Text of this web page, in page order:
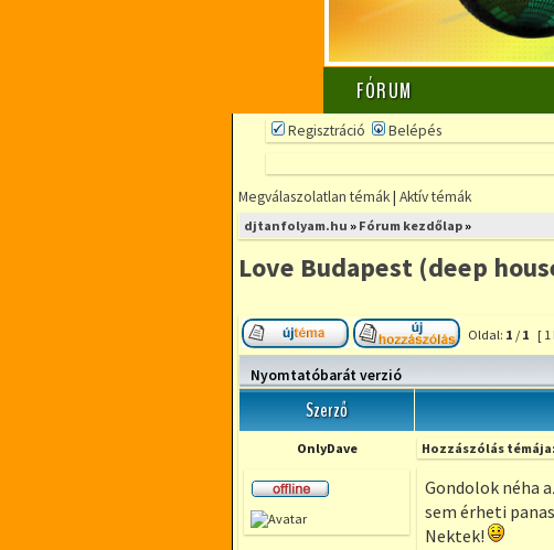
FÓRUM
Regisztráció Belépés
Megválaszolatlan témák| Aktív témák
djtanfolyam.hu » Fórum kezdőlap»
Love Budapest (deep
Új téma nyitása Hozzászólás a
Oldal: 1 / 1 [
Nyomtatóbarát verzió
Szerző
OnlyDave Hozzászólás témája:
Gondolok néha
sem érheti
Nektek!